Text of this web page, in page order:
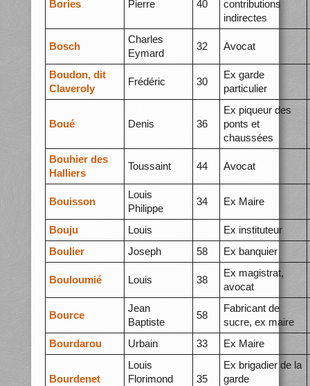
Bories Pierre 40
contributions
indirectes
Bosch
Charles
Eymard
32 Avocat
Boudon, dit
Claveroly
Frédéric 30
Ex garde
particulier
Boué Denis 36
Ex piqueur des
ponts et
chaussées
Bouhier des
Halliers
Toussaint 44 Avocat
Bouisson
Louis
Philippe
34 Ex Maire
Bouju Louis
Ex instituteur
Boulier
Joseph 58 Ex banquier
Bouloumié Louis 38
Ex magistrat,
avocat
Bource
Jean
Baptiste
58
Fabricant de
sucre, ex maire
Bourdarou
Urbain 33 Ex Maire
Bourdenet
Louis
Florimond
35
Ex brigadier de la
garde